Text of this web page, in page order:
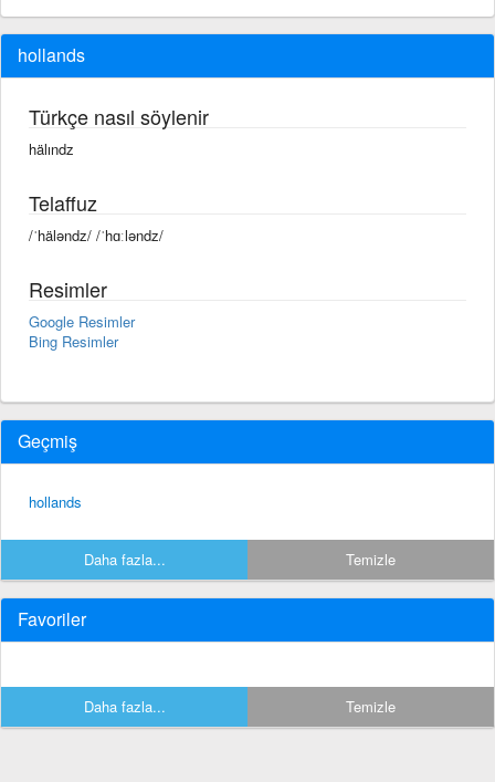
hollands
Türkçe nasıl söylenir
hälındz
Telaffuz
/ˈhäləndz/ /ˈhɑːləndz/
Resimler
Google Resimler
Bing Resimler
Geçmiş
hollands
Daha fazla... Temizle
Favoriler
Daha fazla... Temizle